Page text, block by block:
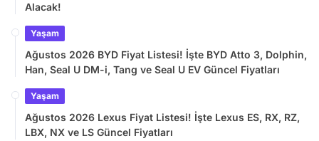
Alacak!
Yaşam
Ağustos 2026 BYD Fiyat Listesi! İşte BYD Atto 3, Dolphin,
Han, Seal U DM-i, Tang ve Seal U EV Güncel Fiyatları
Yaşam
Ağustos 2026 Lexus Fiyat Listesi! İşte Lexus ES, RX, RZ,
LBX, NX ve LS Güncel Fiyatları